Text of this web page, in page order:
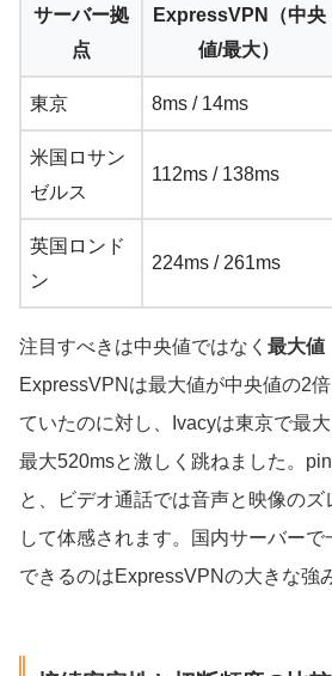
サーバー拠
点
ExpressVPN（中央
値/最大）
東京 8ms / 14ms
米国ロサン
ゼルス
112ms / 138ms
英国ロンド
ン
224ms / 261ms
注目すべきは中央値ではなく 最大値
ExpressVPNは最大値が中央値の2
ていたのに対し、Ivacyは東京で最
最大520msと激しく跳ねました。
と、ビデオ通話では音声と映像のズ
して体感されます。国内サーバー
できるのはExpressVPNの大きな強